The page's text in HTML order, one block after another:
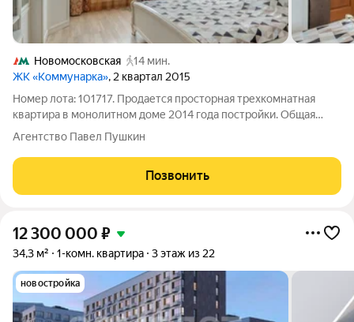
Новомосковская
14 мин.
ЖК «Коммунарка», 2 квартал 2015
Номер лота: 101717. Продается просторная трехкомнатная
квартира в монолитном доме 2014 года постройки. Общая
площадь 85.8 м, расположение - 15 этаж из 17. В квартире
изолированные комнаты, что обеспечивает приватность для
всех членов семьи. Два
Агентство Павел Пушкин
Позвонить
12 300 000 ₽
34,3 м² 1-комн. квартира 3 этаж из 22
новостройка